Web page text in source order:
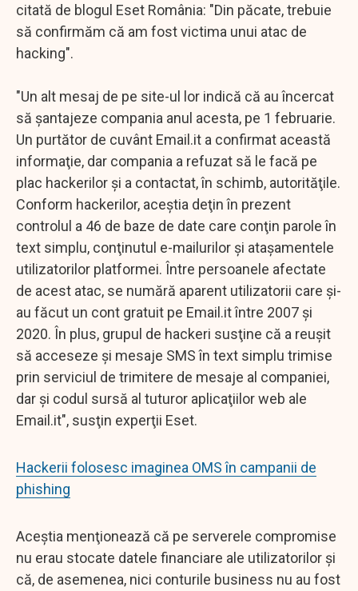
citată de blogul Eset România: "Din păcate, trebuie
să confirmăm că am fost victima unui atac de
hacking".
"Un alt mesaj de pe site-ul lor indică că au încercat
să şantajeze compania anul acesta, pe 1 februarie.
Un purtător de cuvânt Email.it a confirmat această
informaţie, dar compania a refuzat să le facă pe
plac hackerilor şi a contactat, în schimb, autorităţile.
Conform hackerilor, aceştia deţin în prezent
controlul a 46 de baze de date care conţin parole în
text simplu, conţinutul e-mailurilor şi ataşamentele
utilizatorilor platformei. Între persoanele afectate
de acest atac, se numără aparent utilizatorii care şi-
au făcut un cont gratuit pe Email.it între 2007 şi
2020. În plus, grupul de hackeri susţine că a reuşit
să acceseze şi mesaje SMS în text simplu trimise
prin serviciul de trimitere de mesaje al companiei,
dar şi codul sursă al tuturor aplicaţiilor web ale
Email.it", susţin experţii Eset.
Hackerii folosesc imaginea OMS în campanii de
phishing
Aceştia menţionează că pe serverele compromise
nu erau stocate datele financiare ale utilizatorilor şi
că, de asemenea, nici conturile business nu au fost